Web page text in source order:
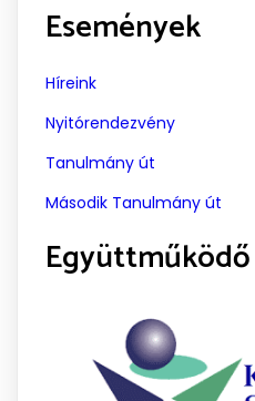
Események
Híreink
Nyitórendezvény
Tanulmány út
Második Tanulmány út